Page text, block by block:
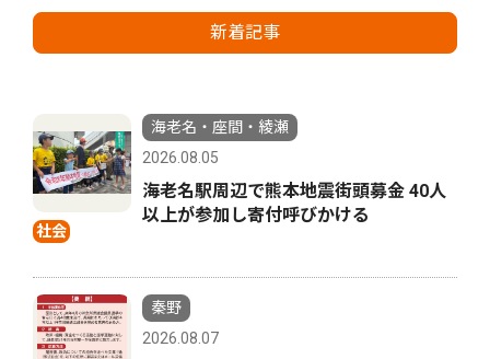
新着記事
社会
海老名・座間・綾瀬
2026.08.05
海老名駅周辺で熊本地震街頭募金 40人
以上が参加し寄付呼びかける
秦野
2026.08.07